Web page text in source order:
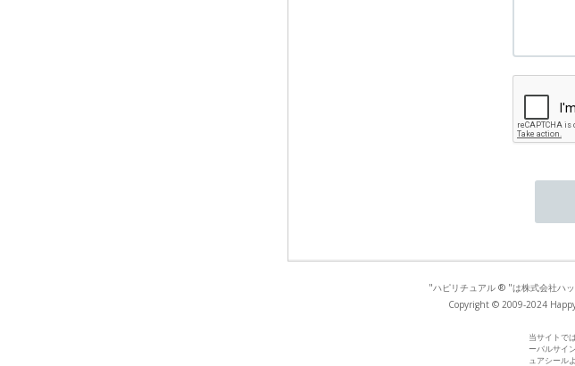
"ハピリチュアル ® "は株式会社ハ
Copyright © 2009-2024
当サイトで
ーバルサイ
ュアシール